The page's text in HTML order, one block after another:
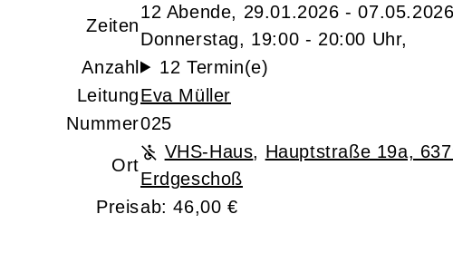
Zeiten
12 Abende, 29.01.2026 - 07.05.2026
Donnerstag, 19:00 - 20:00 Uhr,
Anzahl
12 Termin(e)
LeitungEva Müller
Nummer025
Ort
VHS-Haus, Hauptstraße 19a,
Erdgeschoß
Preisab: 46,00 €